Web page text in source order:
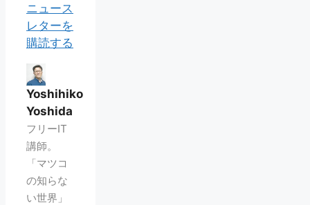
ニュース
レターを
購読する
Yoshihiko
Yoshida
フリーIT
講師。
「マツコ
の知らな
い世界」